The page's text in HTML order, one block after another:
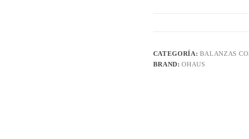
CATEGORÍA: BALANZAS
BRAND:OHAUS